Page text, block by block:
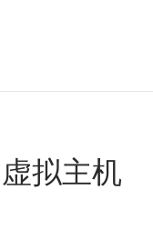
虚拟主机